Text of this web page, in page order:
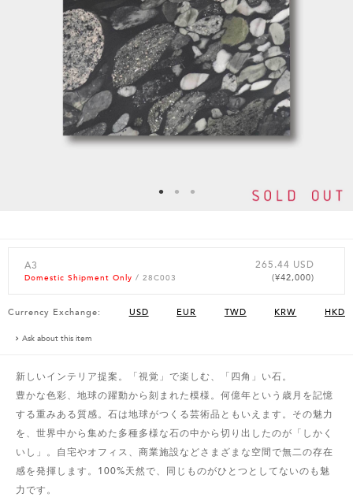
A3
Domestic Shipment Only / 28C003
265.44 USD
(¥42,000)
Currency Exchange: USD EUR TWD KRW HKD
Ask about this item
新しいインテリア提案。「視覚」で楽しむ、「四角」い石。
豊かな色彩、地球の躍動から刻まれた模様。何億年という歳月を記憶
する重みある質感。石は地球がつくる芸術品ともいえます。その魅力
を、世界中から集めた多種多様な石の中から切り出したのが「しかく
いし」。自宅やオフィス、商業施設などさまざまな空間で無二の存在
感を発揮します。100%天然で、同じものがひとつとしてないのも魅
力です。